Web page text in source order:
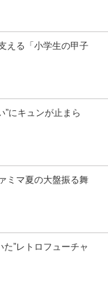
える「小学生の甲子
”にキュンが止まら
ミマ夏の大盤振る舞
”レトロフューチャ